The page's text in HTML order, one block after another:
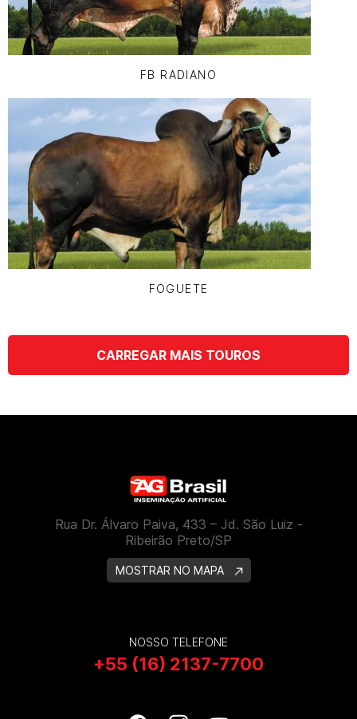
FB RADIANO
FOGUETE
CARREGAR MAIS TOUROS
Rua Dr. Álvaro Paiva, 433 – Jd. São Luiz -
Ribeirão Preto/SP
MOSTRAR NO MAPA
NOSSO TELEFONE
+55 (16) 2137-7700